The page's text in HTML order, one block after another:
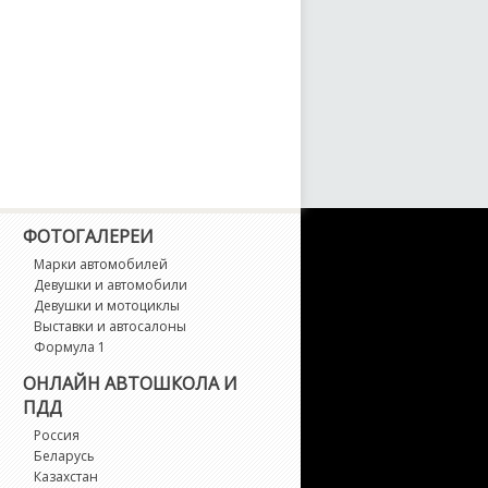
Spider
ФОТОГАЛЕРЕИ
Марки автомобилей
Девушки и автомобили
Девушки и мотоциклы
Выставки и автосалоны
Формула 1
ОНЛАЙН АВТОШКОЛА И
ПДД
Россия
Беларусь
Казахстан